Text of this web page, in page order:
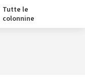
Tutte le
colonnine